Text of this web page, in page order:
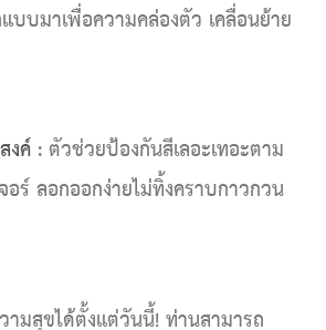
บบมาเพื่อความคล่องตัว เคลื่อนย้าย
งค์ : ตัวช่วยป้องกันสีเลอะเทอะตาม
ร์ ลอกออกง่ายไม่ทิ้งคราบกาวกวน
ามสุขได้ตั้งแต่วันนี้! ท่านสามารถ